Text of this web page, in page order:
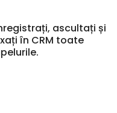
ascultați și
în CRM toate